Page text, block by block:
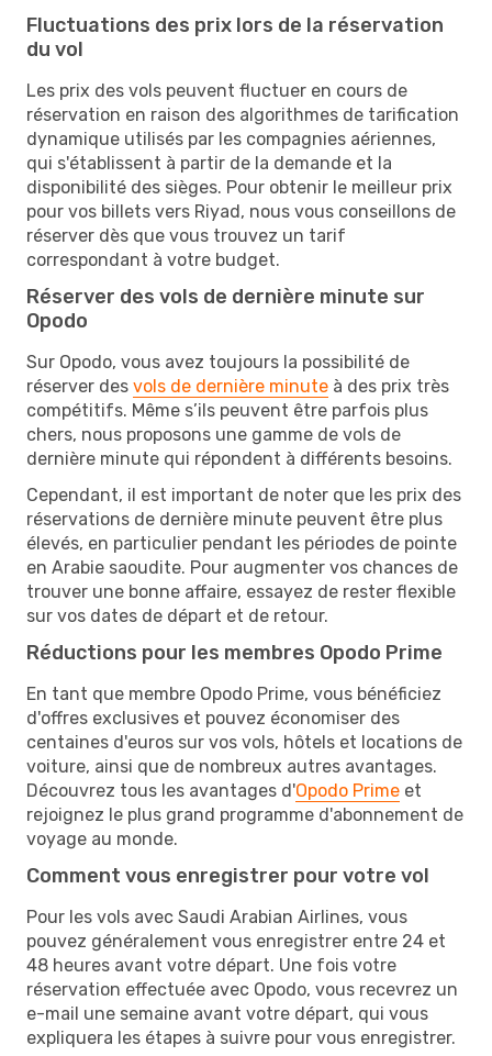
Fluctuations des prix lors de la réservation
du vol
Les prix des vols peuvent fluctuer en cours de
réservation en raison des algorithmes de tarification
dynamique utilisés par les compagnies aériennes,
qui s'établissent à partir de la demande et la
disponibilité des sièges. Pour obtenir le meilleur prix
pour vos billets vers Riyad, nous vous conseillons de
réserver dès que vous trouvez un tarif
correspondant à votre budget.
Réserver des vols de dernière minute sur
Opodo
Sur Opodo, vous avez toujours la possibilité de
réserver des vols de dernière minute à des prix très
compétitifs. Même s’ils peuvent être parfois plus
chers, nous proposons une gamme de vols de
dernière minute qui répondent à différents besoins.
Cependant, il est important de noter que les prix des
réservations de dernière minute peuvent être plus
élevés, en particulier pendant les périodes de pointe
en Arabie saoudite. Pour augmenter vos chances de
trouver une bonne affaire, essayez de rester flexible
sur vos dates de départ et de retour.
Réductions pour les membres Opodo Prime
En tant que membre Opodo Prime, vous bénéficiez
d'offres exclusives et pouvez économiser des
centaines d'euros sur vos vols, hôtels et locations de
voiture, ainsi que de nombreux autres avantages.
Découvrez tous les avantages d'Opodo Prime et
rejoignez le plus grand programme d'abonnement de
voyage au monde.
Comment vous enregistrer pour votre vol
Pour les vols avec Saudi Arabian Airlines, vous
pouvez généralement vous enregistrer entre 24 et
48 heures avant votre départ. Une fois votre
réservation effectuée avec Opodo, vous recevrez un
e-mail une semaine avant votre départ, qui vous
expliquera les étapes à suivre pour vous enregistrer.